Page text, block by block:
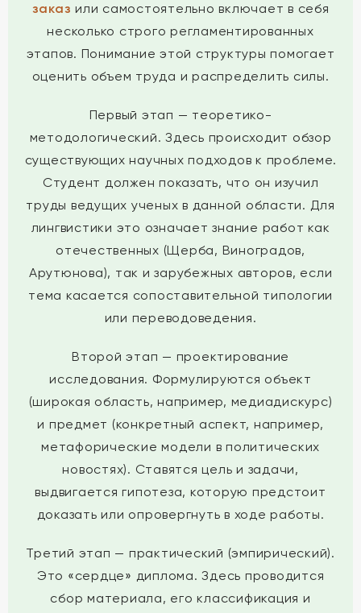
заказ или самостоятельно включает в себя
несколько строго регламентированных
этапов. Понимание этой структуры помогает
оценить объем труда и распределить силы.
Первый этап — теоретико-
методологический. Здесь происходит обзор
существующих научных подходов к проблеме.
Студент должен показать, что он изучил
труды ведущих ученых в данной области. Для
лингвистики это означает знание работ как
отечественных (Щерба, Виноградов,
Арутюнова), так и зарубежных авторов, если
тема касается сопоставительной типологии
или переводоведения.
Второй этап — проектирование
исследования. Формулируются объект
(широкая область, например, медиадискурс)
и предмет (конкретный аспект, например,
метафорические модели в политических
новостях). Ставятся цель и задачи,
выдвигается гипотеза, которую предстоит
доказать или опровергнуть в ходе работы.
Третий этап — практический (эмпирический).
Это «сердце» диплома. Здесь проводится
сбор материала, его классификация и